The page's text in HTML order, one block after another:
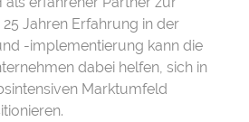
Jahren Erfahrung in der
-implementierung kann die
dabei helfen, sich in
Marktumfeld